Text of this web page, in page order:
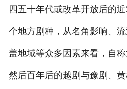
四五十年代或改革开放后的
个地方剧种，从名角影响、
盖地域等众多因素来看，自称
然后百年后的越剧与豫剧、黄